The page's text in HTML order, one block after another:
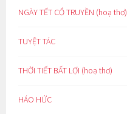
NGÀY TẾT CỔ TRUYỀN (hoạ thơ)
TUYỆT TÁC
THỜI TIẾT BẤT LỢI (hoạ thơ)
HÁO HỨC